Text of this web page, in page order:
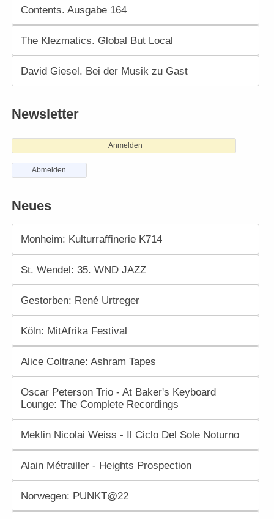
Contents. Ausgabe 164
The Klezmatics. Global But Local
David Giesel. Bei der Musik zu Gast
Newsletter
Anmelden
Abmelden
Neues
Monheim: Kulturraffinerie K714
St. Wendel: 35. WND JAZZ
Gestorben: René Urtreger
Köln: MitAfrika Festival
Alice Coltrane: Ashram Tapes
Oscar Peterson Trio - At Baker's Keyboard
Lounge: The Complete Recordings
Meklin Nicolai Weiss - Il Ciclo Del Sole Noturno
Alain Métrailler - Heights Prospection
Norwegen: PUNKT@22